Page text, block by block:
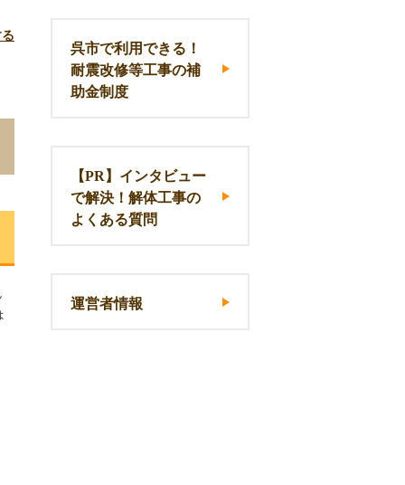
呉市で利用できる！
耐震改修等工事の補
助金制度
【PR】インタビュー
で解決！解体工事の
よくある質問
運営者情報